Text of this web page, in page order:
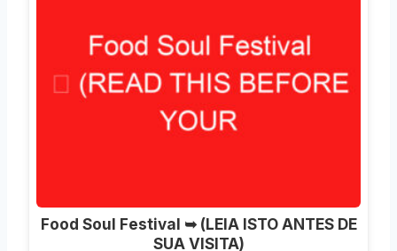
Food Soul Festival ➥ (LEIA ISTO ANTES DE
SUA VISITA)